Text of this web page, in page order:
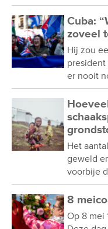
Cuba:
zoveel
Hij zou
er nooit
Het
geweld
voorbije
8
Op 8 mei